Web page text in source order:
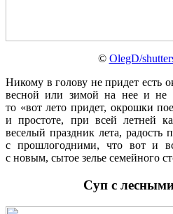
© OlegD/
Никому в голову не придет есть
весной или зимой на нее и не
то «вот лето придет, окрошки
и простоте, при всей летней
веселый праздник лета,
с прошлогодними, что вот и
с новым, сытое зелье семейного
Суп с